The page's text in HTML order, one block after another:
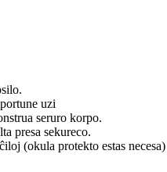
uzi
seruro korpo.
presa sekureco.
(okula protekto estas necesa)